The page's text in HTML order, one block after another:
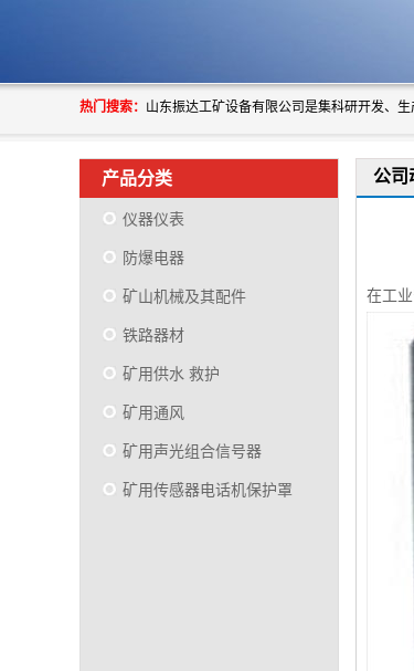
热门搜索：
产品分类
仪器仪表
防爆电器
矿山机械及其配件
铁路器材
矿用供水 救护
矿用通风
矿用声光组合信号器
矿用传感器电话机保护罩
公司
在工